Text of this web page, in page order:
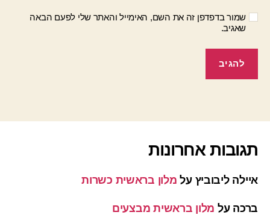
שמור בדפדפן זה את השם, האימייל והאתר שלי לפעם הבאה
שאגיב.
תגובות אחרונות
איילה ליבוביץ על מלון בראשית כשרות
ברכה על מלון בראשית מבצעים